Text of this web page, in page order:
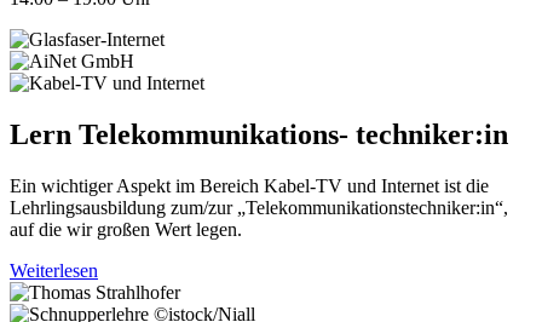
Lern Telekommunikations- techniker:in
Ein wichtiger Aspekt im Bereich Kabel-TV und Internet ist die
Lehrlingsausbildung zum/zur „Telekommunikationstechniker:in“,
auf die wir großen Wert legen.
Weiterlesen
©istock/Niall